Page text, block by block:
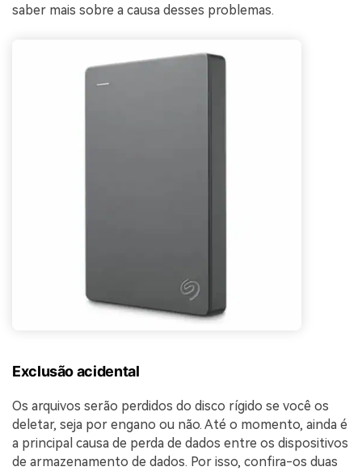
saber mais sobre a causa desses problemas.
Exclusão acidental
Os arquivos serão perdidos do disco rígido se você os
deletar, seja por engano ou não. Até o momento, ainda é
a principal causa de perda de dados entre os dispositivos
de armazenamento de dados. Por isso, confira-os duas